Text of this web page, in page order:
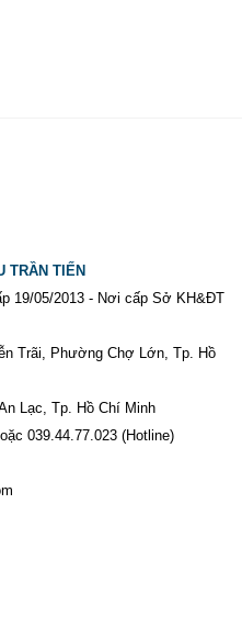
TRẦN TIẾN
19/05/2013 - Nơi cấp Sở KH&ĐT
Trãi, Phường Chợ Lớn, Tp. Hồ
Lạc, Tp. Hồ Chí Minh
039.44.77.023(Hotline)